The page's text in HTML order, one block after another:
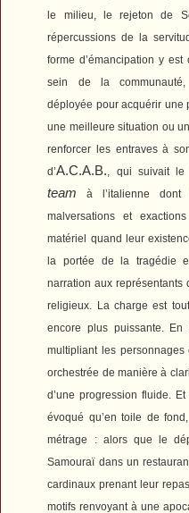
le milieu, le rejeton de
répercussions de la
forme d’émancipation y
sein de la communauté,
déployée pour acquérir
une meilleure situation ou
renforcer les entraves à
d’A.C.A.B., qui suivait le
team à l’italienne dont
malversations et
matériel quand leur
la portée de la tragédie
narration aux représentants
religieux. La charge est
encore plus puissante. En
multipliant les
orchestrée de manière à
d’une progression fluide.
évoqué qu’en toile de
métrage : alors que le
Samouraï dans un
cardinaux prenant leur
motifs renvoyant à une